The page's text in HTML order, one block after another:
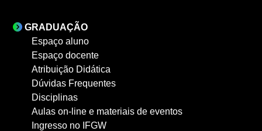
GRADUAÇÃO
Espaço aluno
Espaço docente
Atribuição Didática
Dúvidas Frequentes
Disciplinas
Aulas on-line e materiais de eventos
Ingresso no IFGW